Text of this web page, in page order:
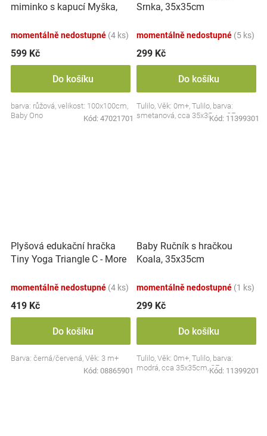
miminko s kapucí Myška,
momentálně nedostupné (4 ks)
599 Kč
Do košíku
barva: růžová, velikost: 100x100cm,
Baby Ono
Kód: 47021701
Srnka, 35x35cm
momentálně nedostupné (5 ks)
299 Kč
Do košíku
Tulilo, Věk: 0m+, Tulilo, barva:
smetanová, cca 35x35cm, CE
Kód: 11399301
Plyšová edukační hračka
Tiny Yoga Triangle C - More
BabyOno
momentálně nedostupné (4 ks)
419 Kč
Do košíku
Barva: černá/červená, Věk: 3 m+
Kód: 08865901
Baby Ručník s hračkou
Koala, 35x35cm
momentálně nedostupné (1 ks)
299 Kč
Do košíku
Tulilo, Věk: 0m+, Tulilo, barva:
modrá, cca 35x35cm, CE
Kód: 11399201